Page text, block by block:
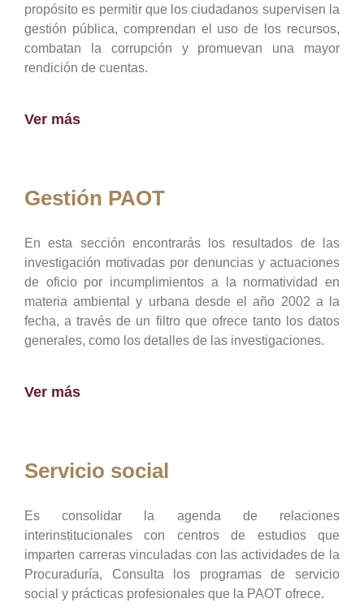
propósito es permitir que los ciudadanos supervisen la
gestión pública, comprendan el uso de los recursos,
combatan la corrupción y promuevan una mayor
rendición de cuentas.
Ver más
Gestión PAOT
En esta sección encontrarás los resultados de las
investigación motivadas por denuncias y actuaciones
de oficio por incumplimientos a la normatividad en
materia ambiental y urbana desde el año 2002 a la
fecha, a través de un filtro que ofrece tanto los datos
generales, como los detalles de las investigaciones.
Ver más
Servicio social
Es consolidar la agenda de relaciones
interinstitucionales con centros de estudios que
imparten carreras vinculadas con las actividades de la
Procuraduría, Consulta los programas de servicio
social y prácticas profesionales que la PAOT ofrece.